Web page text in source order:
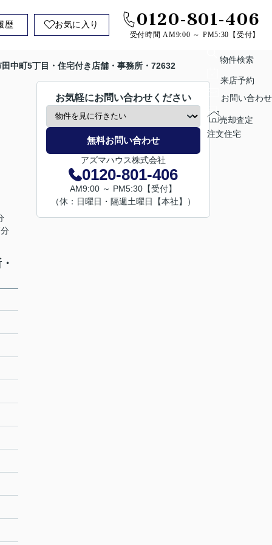
歴 お気に入り 0120-801-406
受付時間 AM9:00 ～ PM5:30【受付】
中町5丁目・住宅付き店舗・事務所・72632
お気軽にお問い合わせください
無料お問い合わせ
アズマハウス株式会社
0120-801-406
AM9:00 ～ PM5:30【受付】
（休：日曜日・隔週土曜日【本社】）
物件検索
来店予約
お問い合わせ
売却査定
注文住宅